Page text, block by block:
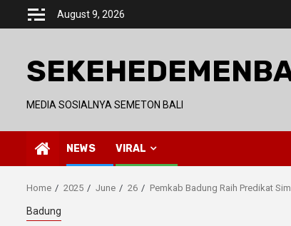
August 9, 2026
MEDIA SOSIALNYA SEMETON BALI
NEWS VIRAL
Home 2025 June 26 Pemkab Badung Raih Predikat
Badung